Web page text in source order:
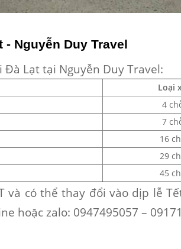
Nguyễn Duy Travel
Đà Lạt tại Nguyễn Duy Travel:
Loại
4
7
16
29
45
và có thể thay đổi vào dịp lễ
hoặc zalo: 0947495057 –